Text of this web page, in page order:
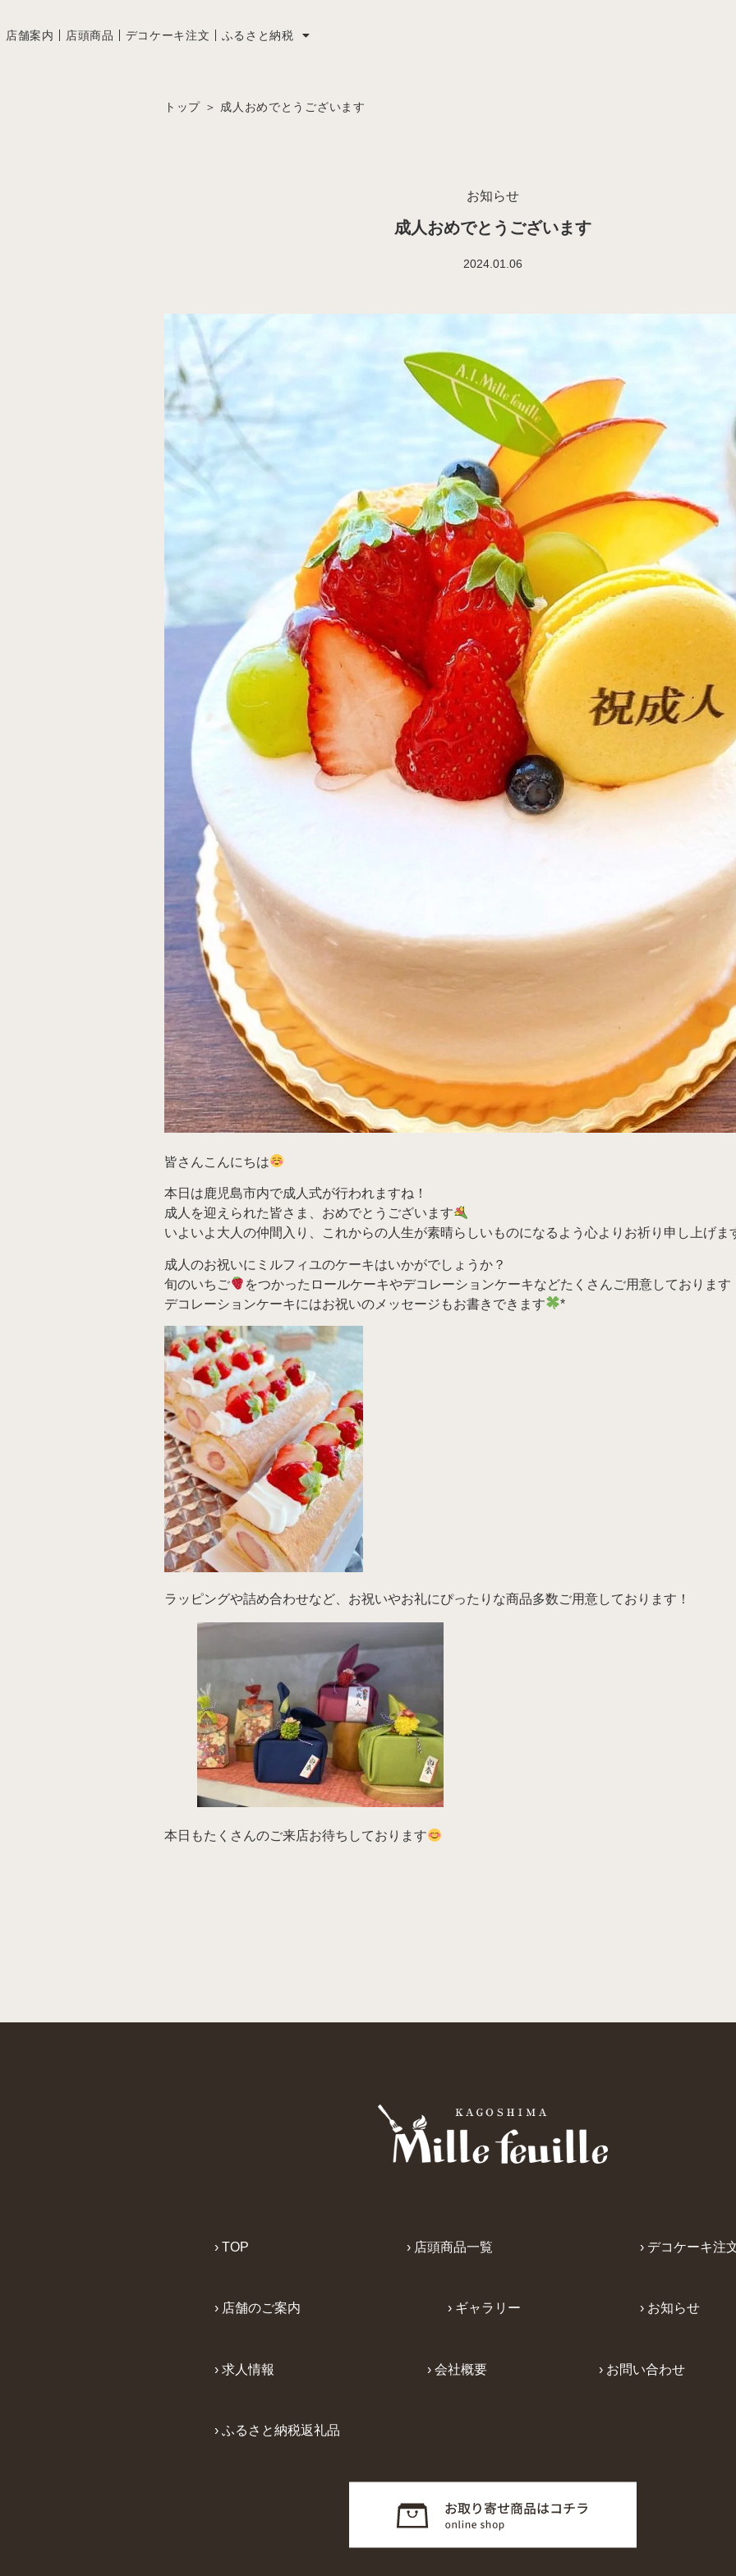
店舗案内 店頭商品 デコケーキ注文 ふるさと納税
トップ ＞ 成人おめでとうございます
お知らせ
成人おめでとうございます
2024.01.06
皆さんこんにちは
本日は鹿児島市内で成人式が行われますね！
成人を迎えられた皆さま、おめでとうございます
いよいよ大人の仲間入り、これからの人生が素晴らしいものになるよう心よりお祈り申し上げま
成人のお祝いにミルフィユのケーキはいかがでしょうか？
旬のいちご
をつかったロールケーキやデコレーションケーキなどたくさんご用意しております
デコレーションケーキにはお祝いのメッセージもお書きできます
*
ラッピングや詰め合わせなど、お祝いやお礼にぴったりな商品多数ご用意しております！
本日もたくさんのご来店お待ちしております
› TOP › 店頭商品一覧 › デコケーキ注
› 店舗のご案内 › ギャラリー › お知らせ
› 求人情報 › 会社概要 › お問い合わせ
› ふるさと納税返礼品